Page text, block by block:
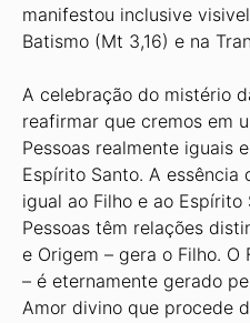
manifestou inclusive
Batismo (Mt 3,16) e na
A celebração do mistério
reafirmar que cremos em
Pessoas realmente iguais
Espírito Santo. A essência
igual ao Filho e ao
Pessoas têm relações
e Origem – gera o Filho. O
– é eternamente gerado
Amor divino que procede